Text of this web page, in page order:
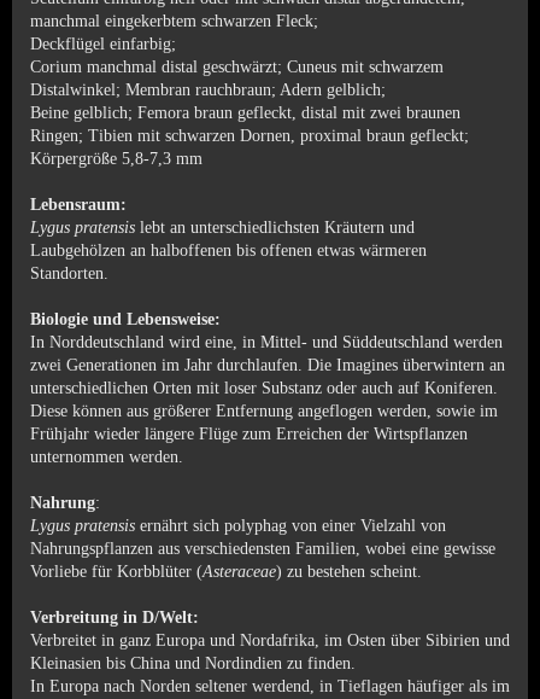
manchmal eingekerbtem schwarzen Fleck;
Deckflügel einfarbig;
Corium manchmal distal geschwärzt; Cuneus mit schwarzem
Distalwinkel; Membran rauchbraun; Adern gelblich;
Beine gelblich; Femora braun gefleckt, distal mit zwei braunen
Ringen; Tibien mit schwarzen Dornen, proximal braun gefleckt;
Körpergröße 5,8-7,3 mm
Lebensraum:
Lygus pratensis lebt an unterschiedlichsten Kräutern und
Laubgehölzen an halboffenen bis offenen etwas wärmeren
Standorten.
Biologie und Lebensweise:
In Norddeutschland wird eine, in Mittel- und Süddeutschland werden
zwei Generationen im Jahr durchlaufen. Die Imagines überwintern an
unterschiedlichen Orten mit loser Substanz oder auch auf Koniferen.
Diese können aus größerer Entfernung angeflogen werden, sowie im
Frühjahr wieder längere Flüge zum Erreichen der Wirtspflanzen
unternommen werden.
Nahrung:
Lygus pratensis ernährt sich polyphag von einer Vielzahl von
Nahrungspflanzen aus verschiedensten Familien, wobei eine gewisse
Vorliebe für Korbblüter (Asteraceae) zu bestehen scheint.
Verbreitung in D/Welt:
Verbreitet in ganz Europa und Nordafrika, im Osten über Sibirien und
Kleinasien bis China und Nordindien zu finden.
In Europa nach Norden seltener werdend, in Tieflagen häufiger als im